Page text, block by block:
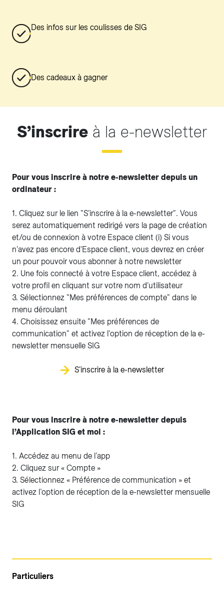
Des infos sur les coulisses de SIG
Des cadeaux à gagner
S’inscrire à la e-newsletter
Pour vous inscrire à notre e-newsletter depuis un
ordinateur :
1. Cliquez sur le lien "S'inscrire à la e-newsletter". Vous
serez automatiquement redirigé vers la page de création
et/ou de connexion à votre Espace client (i) Si vous
n'avez pas encore d'Espace client, vous devrez en créer
un pour pouvoir vous abonner à notre newsletter
2. Une fois connecté à votre Espace client, accédez à
votre profil en cliquant sur votre nom d'utilisateur
3. Sélectionnez "Mes préférences de compte" dans le
menu déroulant
4. Choisissez ensuite "Mes préférences de
communication" et activez l'option de réception de la e-
newsletter mensuelle SIG
S'inscrire à la e-newsletter
Pour vous inscrire à notre e-newsletter depuis
l’Application SIG et moi :
1. Accédez au menu de l’app
2. Cliquez sur « Compte »
3. Sélectionnez « Préférence de communication » et
activez l’option de réception de la e-newsletter mensuelle
SIG
Particuliers